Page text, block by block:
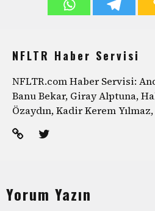
NFLTR Haber Servisi
NFLTR.com Haber Servisi:
Banu Bekar, Giray Alptuna,
Özaydın, Kadir Kerem
Yorum Yazın